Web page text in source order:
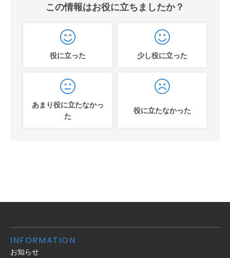
この情報はお役に立ちましたか？
役に立った 少し役に立った
あまり役に立たなかっ
た
役に立たなかった
INFORMATION
お知らせ